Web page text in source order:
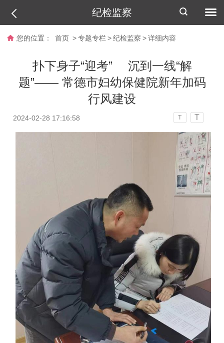
纪检监察
您的位置： 首页 > 专题专栏 > 纪检监察 > 详细内容
扑下身子“迎考” 沉到一线“解
题”—— 常德市妇幼保健院新年加码
行风建设
2024-02-28 17:16:58 T T